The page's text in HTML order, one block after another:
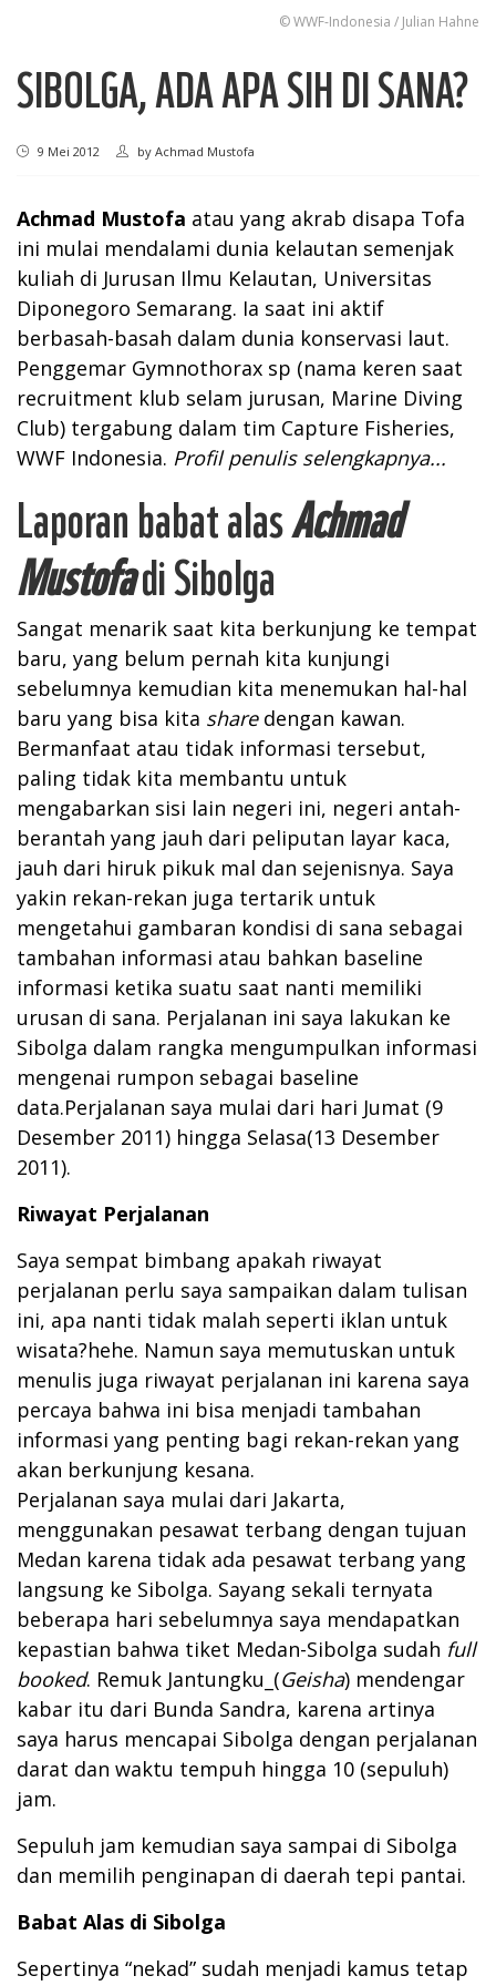
© WWF-Indonesia / Julian Hahne
SIBOLGA, ADA APA SIH DI SANA?
9 Mei 2012 by Achmad Mustofa
Achmad Mustofa atau yang akrab disapa Tofa
ini mulai mendalami dunia kelautan semenjak
kuliah di Jurusan Ilmu Kelautan, Universitas
Diponegoro Semarang. Ia saat ini aktif
berbasah-basah dalam dunia konservasi laut.
Penggemar Gymnothorax sp (nama keren saat
recruitment klub selam jurusan, Marine Diving
Club) tergabung dalam tim Capture Fisheries,
WWF Indonesia. Profil penulis selengkapnya...
Laporan babat alasAchmad
Mustofadi Sibolga
Sangat menarik saat kita berkunjung ke tempat
baru, yang belum pernah kita kunjungi
sebelumnya kemudian kita menemukan hal-hal
baru yang bisa kita share dengan kawan.
Bermanfaat atau tidak informasi tersebut,
paling tidak kita membantu untuk
mengabarkan sisi lain negeri ini, negeri antah-
berantah yang jauh dari peliputan layar kaca,
jauh dari hiruk pikuk mal dan sejenisnya. Saya
yakin rekan-rekan juga tertarik untuk
mengetahui gambaran kondisi di sana sebagai
tambahan informasi atau bahkan baseline
informasi ketika suatu saat nanti memiliki
urusan di sana. Perjalanan ini saya lakukan ke
Sibolga dalam rangka mengumpulkan informasi
mengenai rumpon sebagai baseline
data.Perjalanan saya mulai dari hari Jumat (9
Desember 2011) hingga Selasa(13 Desember
2011).
Riwayat Perjalanan
Saya sempat bimbang apakah riwayat
perjalanan perlu saya sampaikan dalam tulisan
ini, apa nanti tidak malah seperti iklan untuk
wisata?hehe. Namun saya memutuskan untuk
menulis juga riwayat perjalanan ini karena saya
percaya bahwa ini bisa menjadi tambahan
informasi yang penting bagi rekan-rekan yang
akan berkunjung kesana.
Perjalanan saya mulai dari Jakarta,
menggunakan pesawat terbang dengan tujuan
Medan karena tidak ada pesawat terbang yang
langsung ke Sibolga. Sayang sekali ternyata
beberapa hari sebelumnya saya mendapatkan
kepastian bahwa tiket Medan-Sibolga sudah full
booked. Remuk Jantungku_(Geisha) mendengar
kabar itu dari Bunda Sandra, karena artinya
saya harus mencapai Sibolga dengan perjalanan
darat dan waktu tempuh hingga 10 (sepuluh)
jam.
Sepuluh jam kemudian saya sampai di Sibolga
dan memilih penginapan di daerah tepi pantai.
Babat Alas di Sibolga
Sepertinya “nekad” sudah menjadi kamus tetap